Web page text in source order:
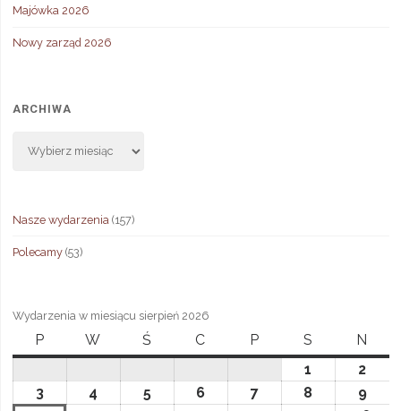
Majówka 2026
Nowy zarząd 2026
ARCHIWA
Nasze wydarzenia(157)
Polecamy(53)
Wydarzenia w miesiącu sierpień 2026
Pponiedziałek
W wtorekŚśroda C czwartek
Ppiątek S sobotaN
1
sierpnia,
2
33
4 55
6 77
8 99